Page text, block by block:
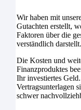
Wir haben mit
Gutachten erstellt,
Faktoren über die
verständlich darstellt.
Die Kosten und
Finanzproduktes
Ihr investiertes
Vertragsunterlagen
schwer